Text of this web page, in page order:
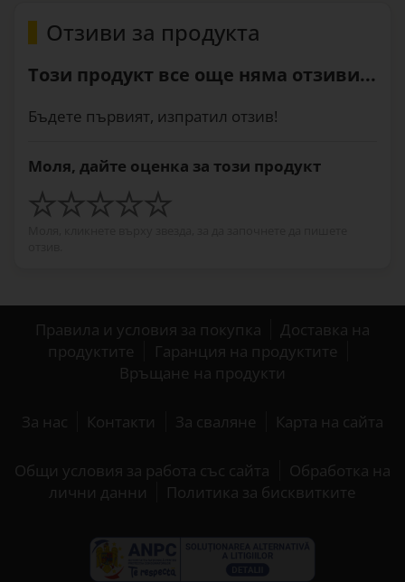
Отзиви за продукта
Този продукт все още няма отзиви...
Бъдете първият, изпратил отзив!
Моля, дайте оценка за този продукт
Правила и условия за покупка
Доставка на
продуктите
Гаранция на продуктите
Връщане на продукти
За нас Контакти За сваляне Карта на сайта
Общи условия за работа със сайта
Обработка на
лични данни
Политика за бисквитките